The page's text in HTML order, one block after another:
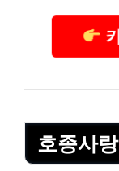
카
호종사